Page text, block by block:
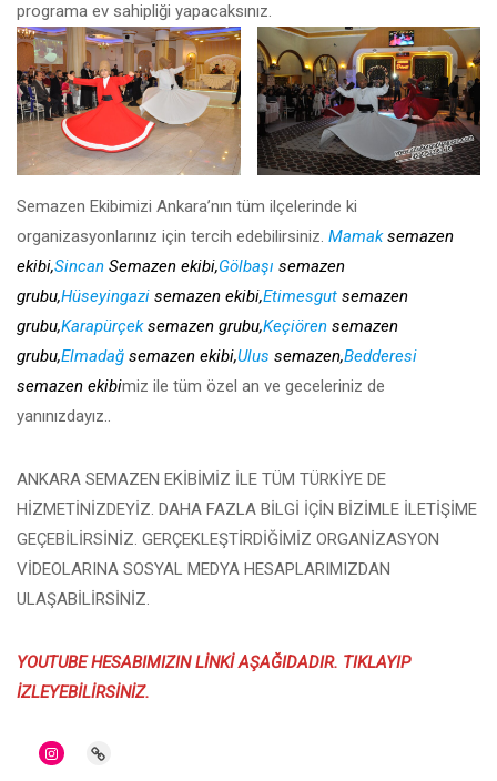
programa ev sahipliği yapacaksınız.
Semazen Ekibimizi Ankara’nın tüm ilçelerinde ki
organizasyonlarınız için tercih edebilirsiniz. Mamaksemazen
ekibi,Sincan Semazen ekibi,Gölbaşı semazen
grubu,Hüseyingazi semazen ekibi,Etimesgut semazen
grubu,Karapürçeksemazen grubu,Keçiören semazen
grubu,Elmadağ semazen ekibi,Ulus semazen,Bedderesi
semazen ekibimiz ile tüm özel an ve geceleriniz de
yanınızdayız..
ANKARA SEMAZEN EKİBİMİZ İLE TÜM TÜRKİYE DE
HİZMETİNİZDEYİZ. DAHA FAZLA BİLGİ İÇİN BİZİMLE İLETİŞİME
GEÇEBİLİRSİNİZ. GERÇEKLEŞTİRDİĞİMİZ ORGANİZASYON
VİDEOLARINA SOSYAL MEDYA HESAPLARIMIZDAN
ULAŞABİLİRSİNİZ.
YOUTUBE HESABIMIZIN LİNKİ AŞAĞIDADIR. TIKLAYIP
İZLEYEBİLİRSİNİZ.
Instagram
Link